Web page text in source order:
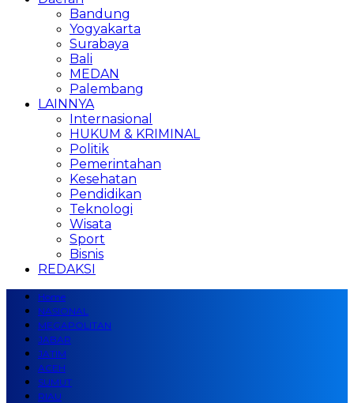
Bandung
Yogyakarta
Surabaya
Bali
MEDAN
Palembang
LAINNYA
Internasional
HUKUM & KRIMINAL
Politik
Pemerintahan
Kesehatan
Pendidikan
Teknologi
Wisata
Sport
Bisnis
REDAKSI
Home
NASIONAL
MEGAPOLITAN
JABAR
JATIM
ACEH
SUMUT
RIAU